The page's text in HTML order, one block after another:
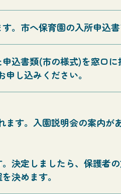
。市へ保育園の入所申込書
申込書類(市の様式)を窓口
し込みください。
す。入園説明会の案内が
決定しましたら、保護者
決めます。